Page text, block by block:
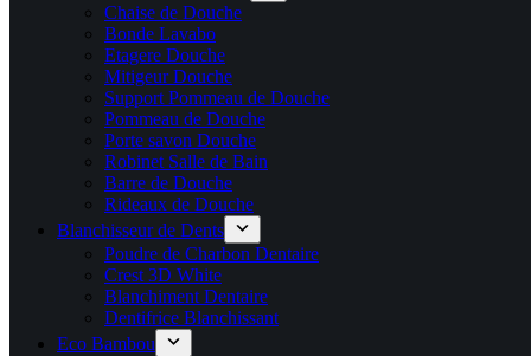
Chaise de Douche
Bonde Lavabo
Etagere Douche
Mitigeur Douche
Support Pommeau de Douche
Pommeau de Douche
Porte savon Douche
Robinet Salle de Bain
Barre de Douche
Rideaux de Douche
Blanchisseur de Dents
Poudre de Charbon Dentaire
Crest 3D White
Blanchiment Dentaire
Dentifrice Blanchissant
Eco Bambou